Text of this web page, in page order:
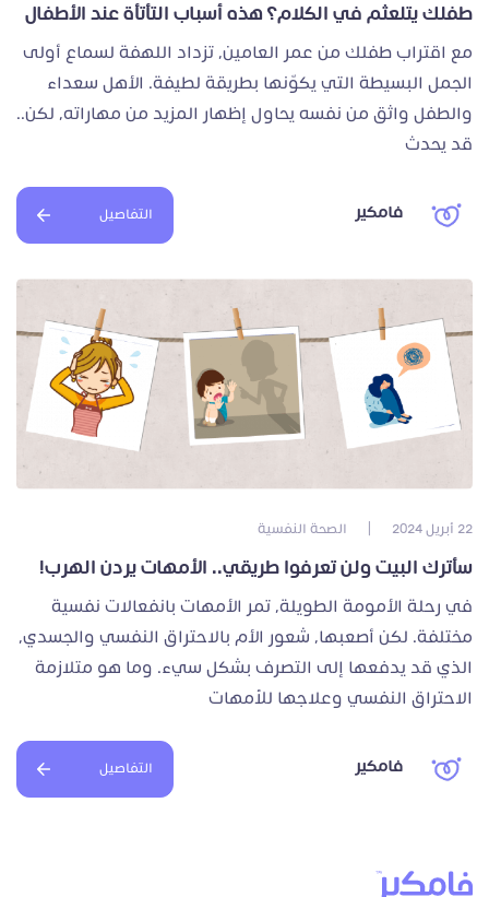
طفلك يتلعثم في الكلام؟ هذه أسباب التأتأة عند الأطفال
مع اقتراب طفلك من عمر العامين، تزداد اللهفة لسماع أولى
الجمل البسيطة التي يكوّنها بطريقة لطيفة. الأهل سعداء
والطفل واثق من نفسه يحاول إظهار المزيد من مهاراته، لكن..
قد يحدث
فامكير التفاصيل
22 أبريل 2024 الصحة النفسية
سأترك البيت ولن تعرفوا طريقي.. الأمهات يردن الهرب!
في رحلة الأمومة الطويلة، تمر الأمهات بانفعالات نفسية
مختلفة. لكن أصعبها، شعور الأم بالاحتراق النفسي والجسدي،
الذي قد يدفعها إلى التصرف بشكل سيء. وما هو متلازمة
الاحتراق النفسي وعلاجها للأمهات
فامكير التفاصيل